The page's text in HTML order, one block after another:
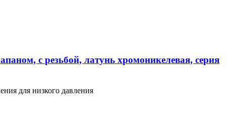
с резьбой, латунь хромоникелевая, серия
для низкого давления